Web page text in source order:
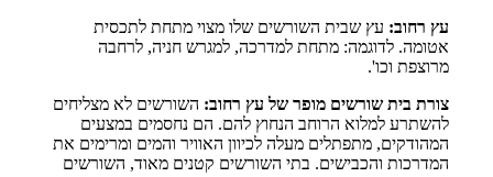
עץ רחוב: עץ שבית השורשים שלו מצוי מתחת לתכסית
אטומה. לדוגמה: מתחת למדרכה, למגרש חניה, לרחבה
מרוצפת וכו'.
צורת בית שורשים מופר של עץ רחוב: השורשים לא מצליחים
להשתרע למלוא הרוחב הנחוץ להם. הם נחסמים במצעים
המהודקים, מתפתלים מעלה לכיוון האוויר והמים ומרימים את
המדרכות והכבישים. בתי השורשים קטנים מאוד, השורשים